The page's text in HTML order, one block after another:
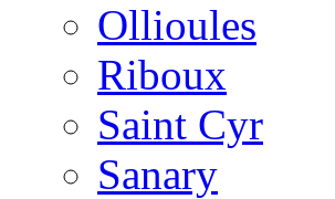
Ollioules
Riboux
Saint Cyr
Sanary